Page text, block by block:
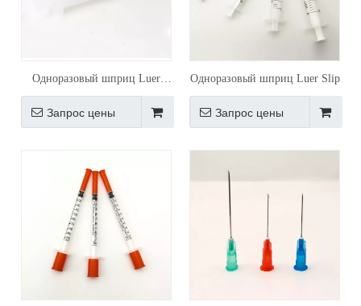
Одноразовый шприц Luer
Lock
Запрос цены
Одноразовый шприц Luer Slip
Запрос цены